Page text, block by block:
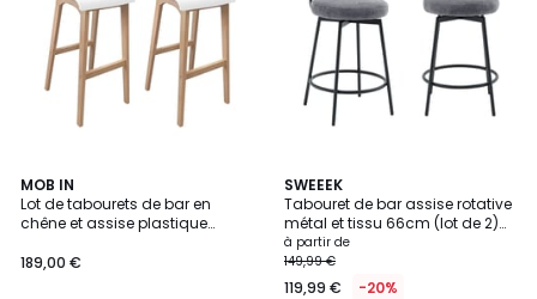
MOB IN
Lot de tabourets de bar en
chêne et assise plastique
Lot de 2
€.
189,00 €
4
/
5
SWEEEK
Tabouret de bar assise rotative
métal et tissu 66cm (lot de 2)
IRIS
à partir de
149,99 €
119,99 € -20%
5
/
5
3
Couleurs